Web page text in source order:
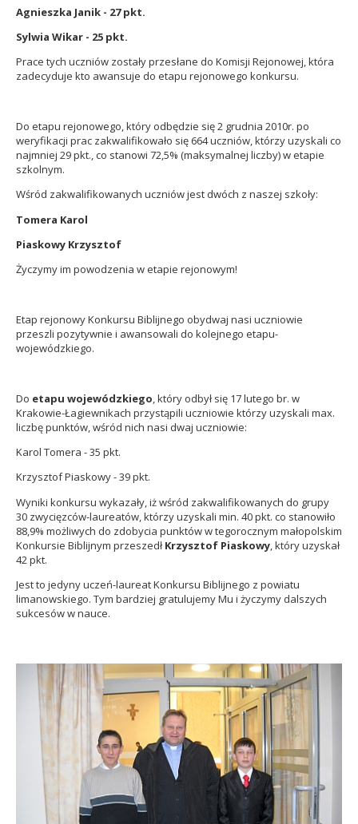
Agnieszka Janik - 27 pkt.
Sylwia Wikar - 25 pkt.
Prace tych uczniów zostały przesłane do Komisji Rejonowej, która
zadecyduje kto awansuje do etapu rejonowego konkursu.
Do etapu rejonowego, który odbędzie się 2 grudnia 2010r. po
weryfikacji prac zakwalifikowało się 664 uczniów, którzy uzyskali co
najmniej 29 pkt., co stanowi 72,5% (maksymalnej liczby) w etapie
szkolnym.
Wśród zakwalifikowanych uczniów jest dwóch z naszej szkoły:
Tomera Karol
Piaskowy Krzysztof
Życzymy im powodzenia w etapie rejonowym!
Etap rejonowy Konkursu Biblijnego obydwaj nasi uczniowie
przeszli pozytywnie i awansowali do kolejnego etapu-
wojewódzkiego.
Do etapu wojewódzkiego, który odbył się 17 lutego br. w
Krakowie-Łagiewnikach przystąpili uczniowie którzy uzyskali max.
liczbę punktów, wśród nich nasi dwaj uczniowie:
Karol Tomera - 35 pkt.
Krzysztof Piaskowy - 39 pkt.
Wyniki konkursu wykazały, iż wśród zakwalifikowanych do grupy
30 zwycięzców-laureatów, którzy uzyskali min. 40 pkt. co stanowiło
88,9% możliwych do zdobycia punktów w tegorocznym małopolskim
Konkursie Biblijnym przeszedłKrzysztof Piaskowy, który uzyskał
42 pkt.
Jest to jedyny uczeń-laureat Konkursu Biblijnego z powiatu
limanowskiego. Tym bardziej gratulujemy Mu i życzymy dalszych
sukcesów w nauce.